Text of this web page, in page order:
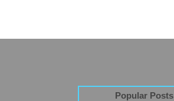
Popular Posts